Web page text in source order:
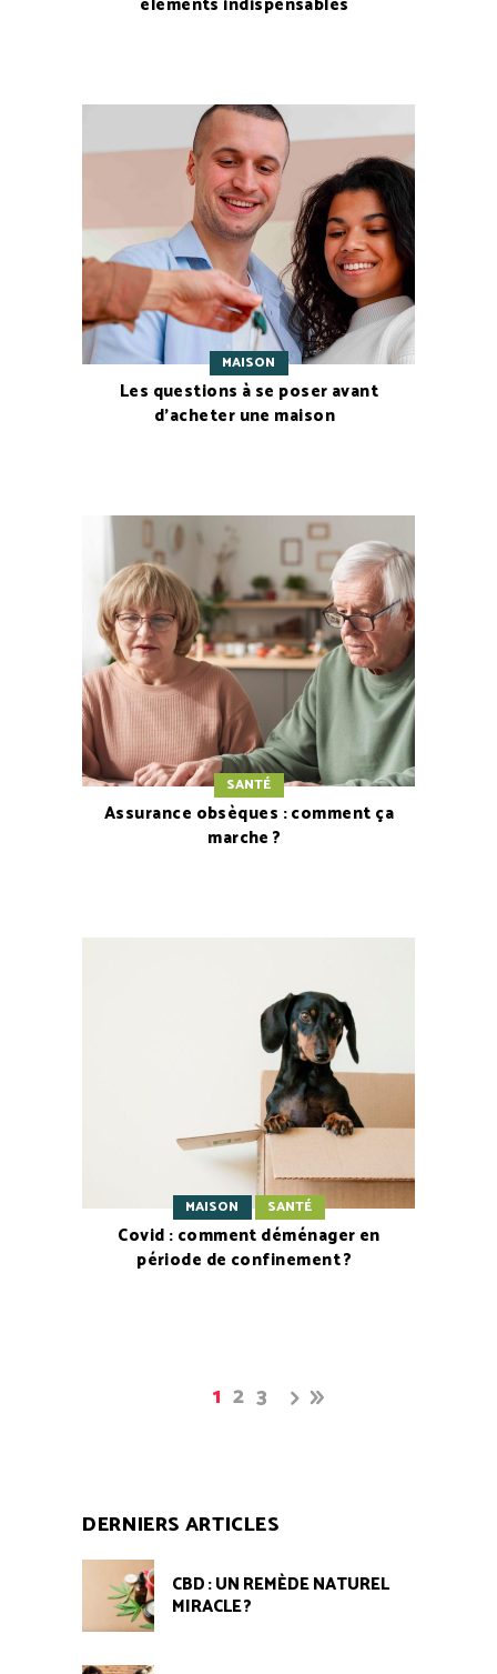
MAISON
Les questions à se poser avant
d’acheter une maison
SANTÉ
Assurance obsèques : comment ça
marche ?
MAISON SANTÉ
Covid : comment déménager en
période de confinement ?
1 2 3
DERNIERS ARTICLES
CBD : UN REMÈDE NATUREL
MIRACLE ?